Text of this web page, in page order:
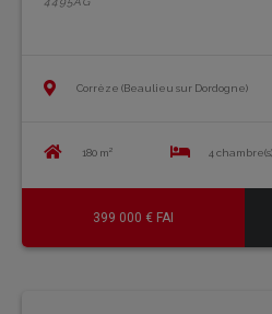
Corrèze (Beaulieu sur Dordogne)
180 m² 4 chambre(s)
399 000 € FAI